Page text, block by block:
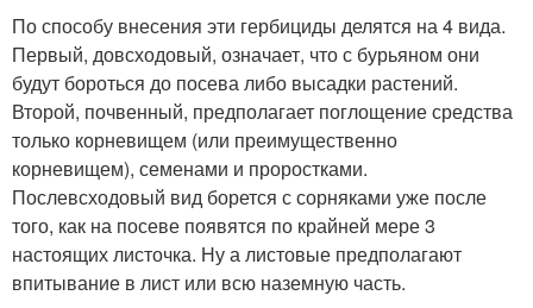
По способу внесения эти гербициды делятся на 4 вида.
Первый, довсходовый, означает, что с бурьяном они
будут бороться до посева либо высадки растений.
Второй, почвенный, предполагает поглощение средства
только корневищем (или преимущественно
корневищем), семенами и проростками.
Послевсходовый вид борется с сорняками уже после
того, как на посеве появятся по крайней мере 3
настоящих листочка. Ну а листовые предполагают
впитывание в лист или всю наземную часть.